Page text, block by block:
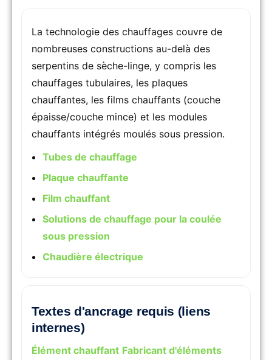
La technologie des chauffages couvre de
nombreuses constructions au-delà des
serpentins de sèche-linge, y compris les
chauffages tubulaires, les plaques
chauffantes, les films chauffants (couche
épaisse/couche mince) et les modules
chauffants intégrés moulés sous pression.
Tubes de chauffage
Plaque chauffante
Film chauffant
Solutions de chauffage pour la coulée
sous pression
Chaudière électrique
Textes d'ancrage requis (liens
internes)
Élément chauffant Fabricant d'éléments